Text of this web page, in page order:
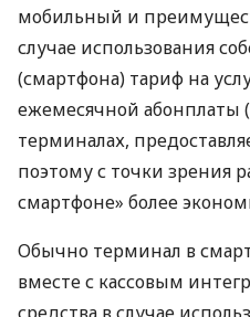
мобильный и
случае использования
(смартфона) тариф на
ежемесячной абонплаты
терминалах,
поэтому с точки зрения
смартфоне» более
Обычно терминал в
вместе с кассовым